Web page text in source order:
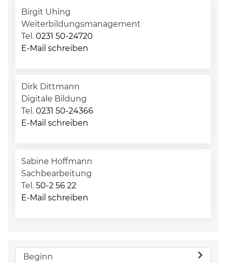
Birgit Uhing
Weiterbildungsmanagement
Tel. 0231 50-24720
E-Mail schreiben
Dirk Dittmann
Digitale Bildung
Tel. 0231 50-24366
E-Mail schreiben
Sabine Hoffmann
Sachbearbeitung
Tel. 50-2 56 22
E-Mail schreiben
Beginn